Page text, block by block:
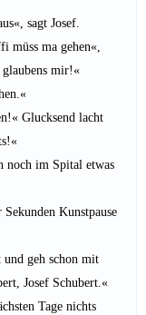
sagt Josef.
müss ma gehen«,
mir!«
Glucksend lacht
noch im Spital etwas
Kunstpause
geh schon mit
Josef Schubert.«
Tage nichts